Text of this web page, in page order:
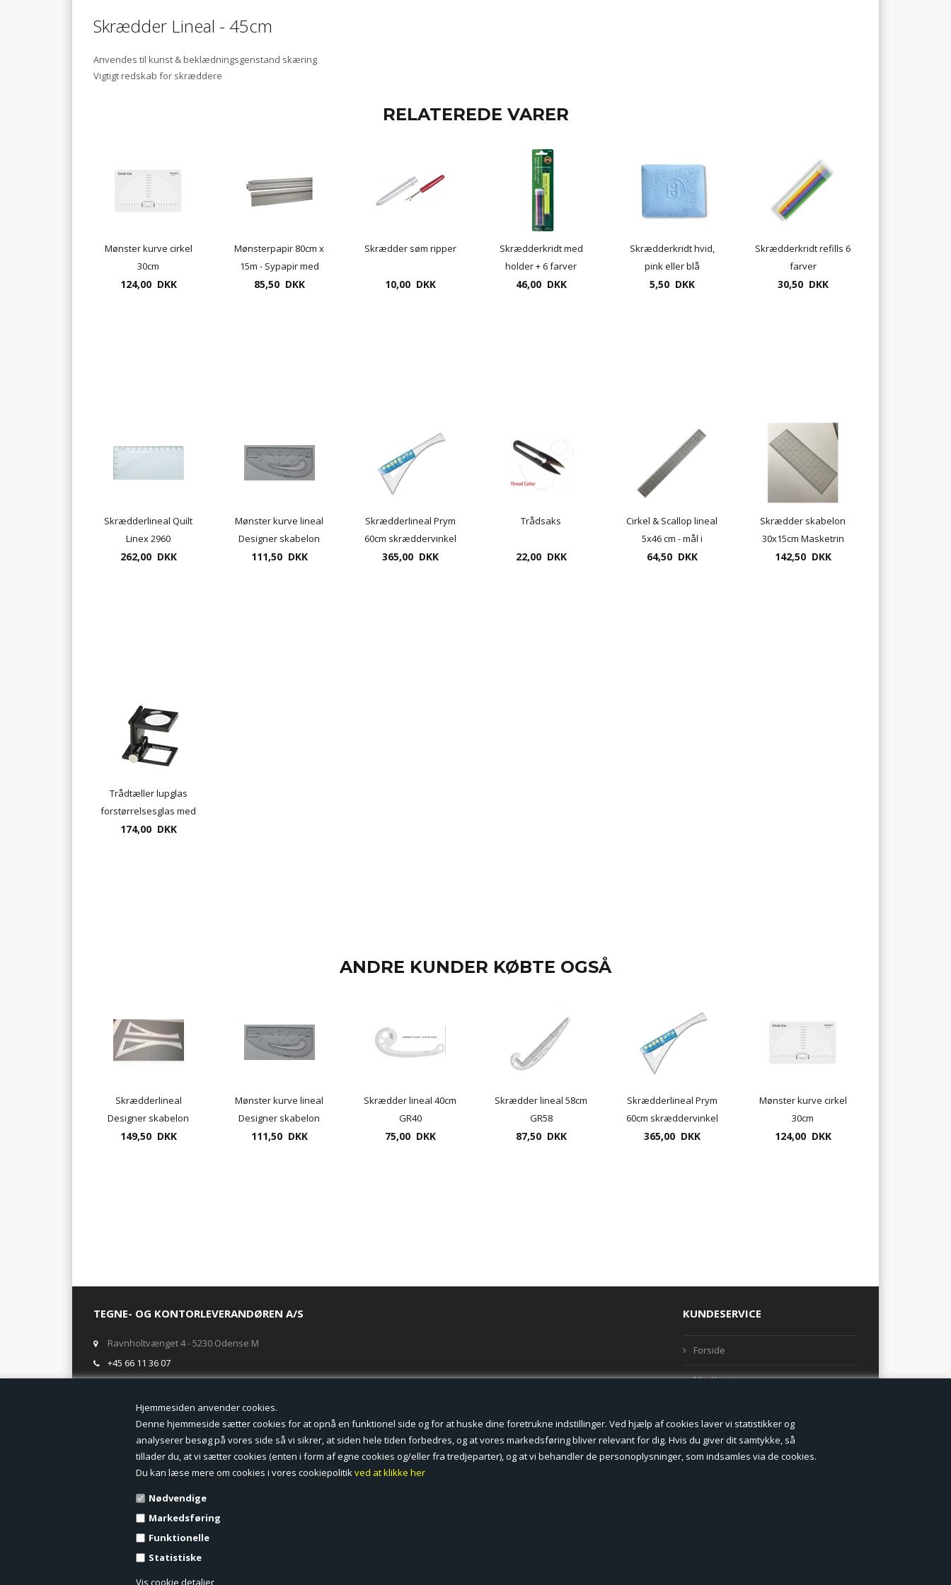
Hjemmesiden anvender cookies.
Denne hjemmeside sætter cookies for at opnå en funktionel side og for at huske dine foretrukne indstillinger. Ved hjælp af cookies laver vi statistikker og
analyserer besøg på vores side så vi sikrer, at siden hele tiden forbedres, og at vores markedsføring bliver relevant for dig. Hvis du giver dit samtykke, så
tillader du, at vi sætter cookies (enten i form af egne cookies og/eller fra tredjeparter), og at vi behandler de personoplysninger, som indsamles via de cookies.
Du kan læse mere om cookies i vores cookiepolitikved at klikke her
Nødvendige
Markedsføring
Funktionelle
Statistiske
Vis cookie detaljer
Skrædder Lineal - 45cm
Anvendes til kunst & beklædningsgenstand skæring
Vigtigt redskab for skræddere
RELATEREDE VARER
Mønster kurve cirkel
30cm
124,00 DKK
Mønsterpapir 80cm x
15m - Sypapir med
fortrykte tern 1x1 cm
85,50 DKK
Skrædder søm ripper
10,00 DKK
Skrædderkridt med
holder + 6 farver
46,00 DKK
Skrædderkridt hvid,
pink eller blå
5,50 DKK
Skrædderkridt refills 6
farver
30,50 DKK
Skrædderlineal Quilt
Linex 2960
262,00 DKK
Mønster kurve lineal
Designer skabelon
45cm / 18" ærmelineal
111,50 DKK
Skrædderlineal Prym
60cm skræddervinkel
365,00 DKK
Trådsaks
22,00 DKK
Cirkel & Scallop lineal
5x46 cm - mål i
tommer
64,50 DKK
Skrædder skabelon
30x15cm Masketrin
3cm
142,50 DKK
Trådtæller lupglas
forstørrelsesglas med
lys op til 5 gange
174,00 DKK
ANDRE KUNDER KØBTE OGSÅ
Skrædderlineal
Designer skabelon
60cm skræddervinkel
149,50 DKK
Mønster kurve lineal
Designer skabelon
45cm / 18" ærmelineal
111,50 DKK
Skrædder lineal 40cm
GR40
75,00 DKK
Skrædder lineal 58cm
GR58
87,50 DKK
Skrædderlineal Prym
60cm skræddervinkel
365,00 DKK
Mønster kurve cirkel
30cm
124,00 DKK
TEGNE- OG KONTORLEVERANDØREN A/S
Ravnholtvænget 4 - 5230 Odense M
+45 66 11 36 07
ÅBNINGSTIDER I BUTIKKEN
Mandag-Fredag: 8.00 - 17.00
Ring gerne for lagerstatus inden besøg i butikken
KUNDESERVICE
Forside
Min Konto
Vilkår og betingelser